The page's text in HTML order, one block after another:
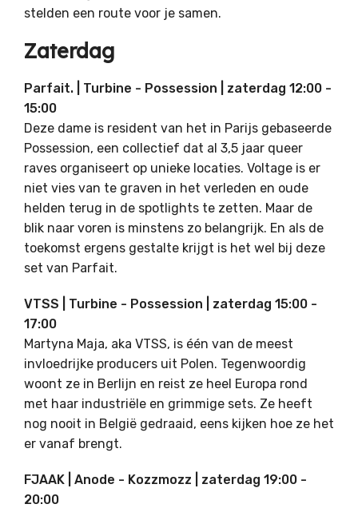
stelden een route voor je samen.
Zaterdag
Parfait. | Turbine - Possession | zaterdag 12:00 -
15:00
Deze dame is resident van het in Parijs gebaseerde
Possession, een collectief dat al 3,5 jaar queer
raves organiseert op unieke locaties. Voltage is er
niet vies van te graven in het verleden en oude
helden terug in de spotlights te zetten. Maar de
blik naar voren is minstens zo belangrijk. En als de
toekomst ergens gestalte krijgt is het wel bij deze
set van Parfait.
VTSS | Turbine - Possession | zaterdag 15:00 -
17:00
Martyna Maja, aka VTSS, is één van de meest
invloedrijke producers uit Polen. Tegenwoordig
woont ze in Berlijn en reist ze heel Europa rond
met haar industriële en grimmige sets. Ze heeft
nog nooit in België gedraaid, eens kijken hoe ze het
er vanaf brengt.
FJAAK | Anode - Kozzmozz | zaterdag 19:00 -
20:00